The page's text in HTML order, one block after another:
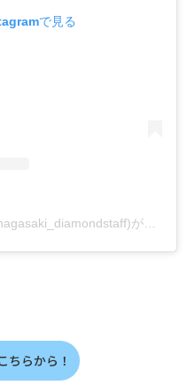
で見る
長崎ダイヤモンドスタッフ(@nagasaki_diamondstaff)がシェアした投稿
ちらから！